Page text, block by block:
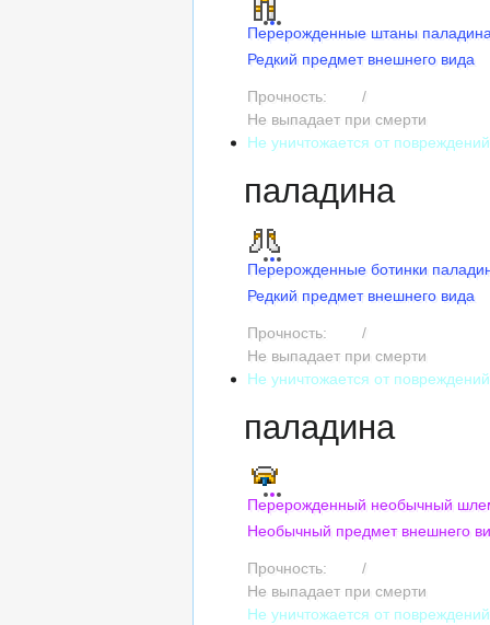
Перерожденные штаны
Редкий предмет внешнего вида
Прочность: /
Не выпадает при смерти
Не уничтожается от повреждений
паладина
Перерожденные ботинки
Редкий предмет внешнего вида
Прочность: /
Не выпадает при смерти
Не уничтожается от повреждений
паладина
Перерожденный необычный
Необычный предмет внешнего
Прочность: /
Не выпадает при смерти
Не уничтожается от повреждений